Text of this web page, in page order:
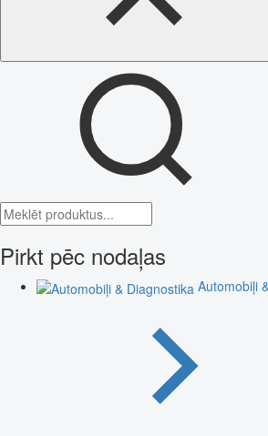
Pirkt pēc nodaļas
Automobiļi